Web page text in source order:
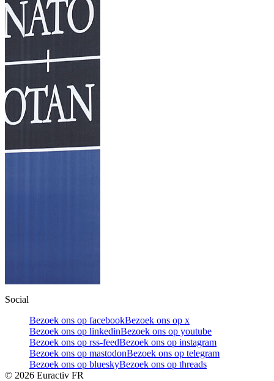
Social
Bezoek ons op facebookBezoek ons op x
Bezoek ons op linkedinBezoek ons op youtube
Bezoek ons op rss-feedBezoek ons op instagram
Bezoek ons op mastodonBezoek ons op telegram
Bezoek ons op blueskyBezoek ons op threads
© 2026 Euractiv FR